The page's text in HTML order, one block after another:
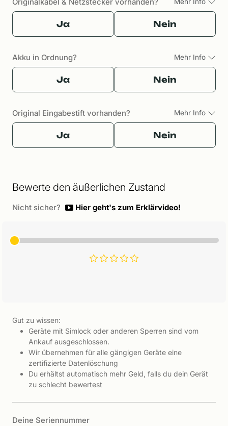
Originalkabel & Netzstecker vorhanden?
Ja Nein
Akku in Ordnung? Mehr Info
Ja Nein
Original Eingabestift vorhanden? Mehr Info
Ja Nein
Bewerte den äußerlichen Zustand
Nicht sicher? Hier geht's zum Erklärvideo!
Gut zu wissen:
Geräte mit Simlock oder anderen Sperren sind vom
Ankauf ausgeschlossen.
Wir übernehmen für alle gängigen Geräte eine
zertifizierte Datenlöschung
Du erhältst automatisch mehr Geld, falls du dein Gerät
zu schlecht bewertest
Deine Seriennummer